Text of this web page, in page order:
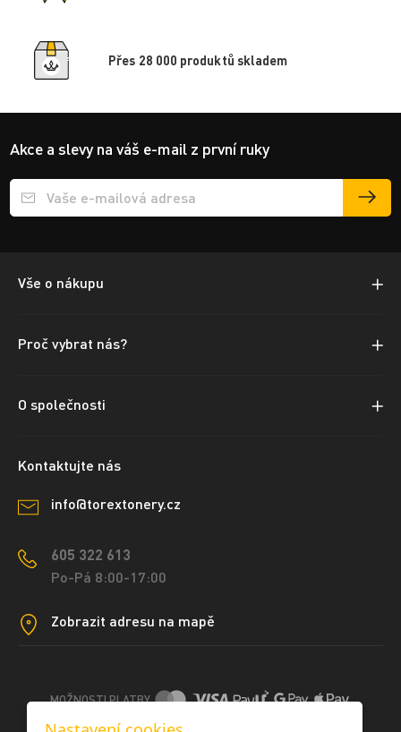
Přes 28 000 produktů skladem
Akce a slevy na váš e-mail z první ruky
Přihlášení e-mailu k odběru
Vše o nákupu
Proč vybrat nás?
O společnosti
Kontaktujte nás
info@torextonery.cz
605 322 613
Po-Pá 8:00-17:00
Zobrazit adresu na mapě
MOŽNOSTI PLATBY